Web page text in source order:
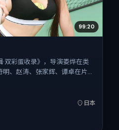
99:20
双彩蛋收录》，导演娄烨在类
、赵涛、张家辉、谭卓在片中
（公映登记日 2018-09-19），
日本